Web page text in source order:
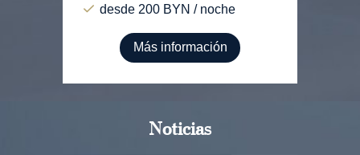
desde 200 BYN / noche
Más información
Noticias